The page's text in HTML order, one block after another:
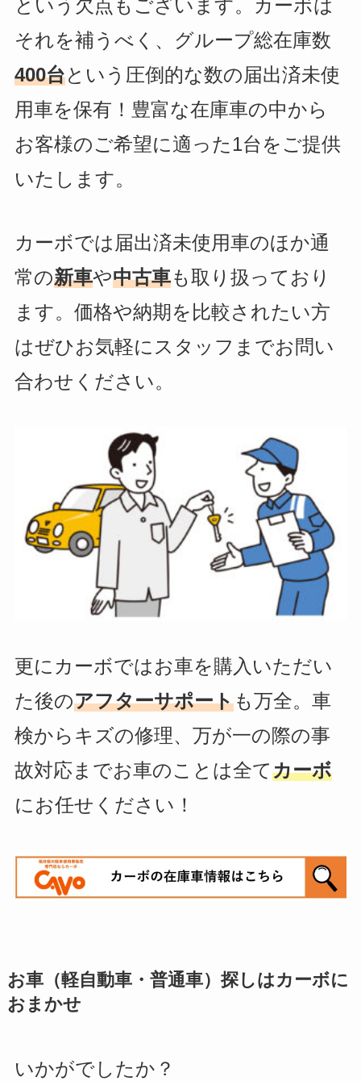
という欠点もございます。カーボは
それを補うべく、グループ総在庫数
400台という圧倒的な数の届出済未使
用車を保有！豊富な在庫車の中から
お客様のご希望に適った1台をご提供
いたします。
カーボでは届出済未使用車のほか通
常の新車や中古車も取り扱っており
ます。価格や納期を比較されたい方
はぜひお気軽にスタッフまでお問い
合わせください。
更にカーボではお車を購入いただい
た後のアフターサポートも万全。車
検からキズの修理、万が一の際の事
故対応までお車のことは全てカーボ
にお任せください！
お車（軽自動車・普通車）探しはカーボに
おまかせ
いかがでしたか？